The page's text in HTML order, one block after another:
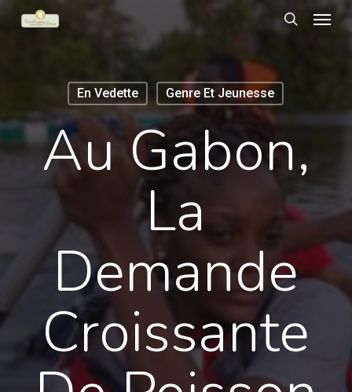
Skip
Menu
En Vedette Genre Et Jeunesse
Au Gabon,
La
Demande
Croissante